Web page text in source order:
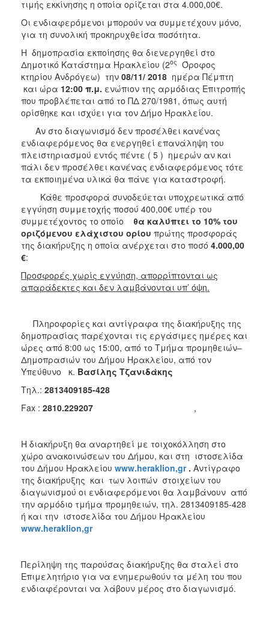
τιμής εκκίνησης η οποία ορίζεται στα 4.000,00€.
Οι ενδιαφερόμενοι μπορούν να συμμετέχουν μόνο,
για τη συνολική προκηρυχθείσα ποσότητα.
Η δημοπρασία εκποίησης θα διενεργηθεί στο
Δημοτικό Κατάστημα Ηρακλείου (2ος Όροφος
κτηρίου Ανδρόγεω) την 08/11/ 2018 ημέρα Πέμπτη
και ώρα 12:00 π.μ. ενώπιον της αρμόδιας Επιτροπής
που προβλέπεται από το ΠΔ 270/1981, όπως αυτή
ορίσθηκε και ισχύει για τον Δήμο Ηρακλείου.
Αν στο διαγωνισμό δεν προσέλθει κανένας
ενδιαφερόμενος θα ενεργηθεί επανάληψη του
πλειστηριασμού εντός πέντε ( 5 ) ημερών αν και
πάλι δεν προσέλθει κανένας ενδιαφερόμενος τότε
τα εκποιημένα υλικά θα πάνε για καταστροφή.
Κάθε προσφορά συνοδεύεται υποχρεωτικά από
εγγύηση συμμετοχής ποσού 400,00€ υπέρ του
συμμετέχοντος το οποίο θα καλύπτει το 10% του
οριζόμενου ελάχιστου ορίου πρώτης προσφοράς
της διακήρυξης η οποία ανέρχεται στο ποσό 4.000,00
€:
Προσφορές χωρίς εγγύηση, απορρίπτονται ως
απαράδεκτες και δεν λαμβάνονται υπ’ όψη.
Πληροφορίες και αντίγραφα της διακήρυξης της
δημοπρασίας παρέχονται τις εργάσιμες ημέρες και
ώρες από 8:00 ως 15:00, από το Τμήμα προμηθειών–
Δημοπρασιών του Δήμου Ηρακλείου, από τον
Υπεύθυνο κ. Βασίλης Τζανιδάκης
Τηλ.: 2813409185-428
Fax : 2810.229207 ,
Η διακήρυξη θα αναρτηθεί με τοιχοκόλληση στο
χώρο ανακοινώσεων του Δήμου, και στη ιστοσελίδα
του Δήμου Ηρακλείου www.heraklion,gr. Αντίγραφο
της διακήρυξης και των λοιπών στοιχείων του
διαγωνισμού οι ενδιαφερόμενοι θα λαμβάνουν από
την αρμόδιο τμήμα προμηθειών, τηλ. 2813409185-428
ή και την ιστοσελίδα του Δήμου Ηρακλείου
www.heraklion,gr
Περίληψη της παρούσας διακήρυξης θα σταλεί στο
Επιμελητήριο για να ενημερωθούν τα μέλη του που
ενδιαφέρονται να λάβουν μέρος στο διαγωνισμό.